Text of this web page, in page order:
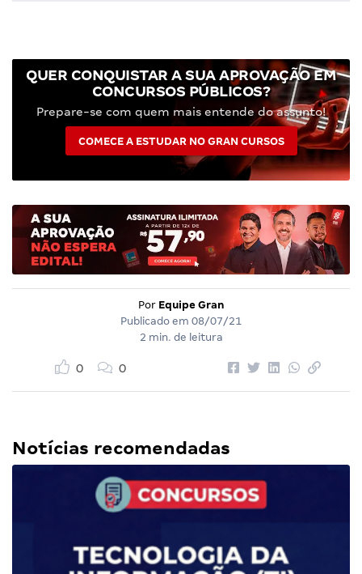
QUER CONQUISTAR A SUA APROVAÇÃO EM
CONCURSOS PÚBLICOS?
Prepare-se com quem mais entende do assunto!
COMECE A ESTUDAR NO GRAN CURSOS
Por Equipe Gran
Publicado em 08/07/21
2 min. de leitura
0 0
Notícias recomendadas